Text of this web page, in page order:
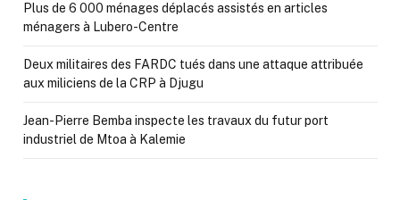
Plus de 6 000 ménages déplacés assistés en articles
ménagers à Lubero-Centre
Deux militaires des FARDC tués dans une attaque attribuée
aux miliciens de la CRP à Djugu
Jean-Pierre Bemba inspecte les travaux du futur port
industriel de Mtoa à Kalemie